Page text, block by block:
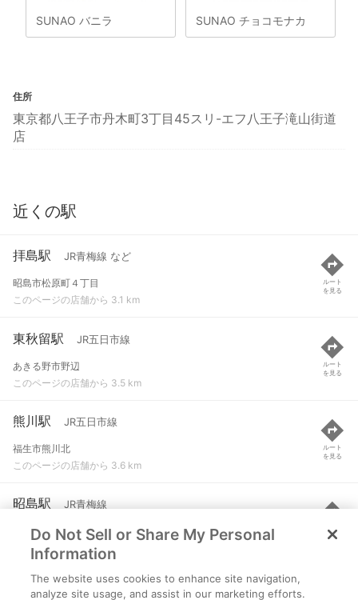
SUNAO バニラ SUNAO チョコモナカ
住所
東京都八王子市丹木町3丁目45スリ-エフ八王子滝山街道
店
近くの駅
拝島駅 JR青梅線 など
昭島市松原町４丁目
このページの店舗から 3.1 km
ルート
を見る
東秋留駅 JR五日市線
あきる野市野辺
このページの店舗から 3.5 km
ルート
を見る
熊川駅 JR五日市線
福生市熊川北
このページの店舗から 3.6 km
ルート
を見る
昭島駅 JR青梅線
昭島市昭和町２丁目
このページの店舗から 3.7 km
ルート
を見る
小宮駅 JR八高線(八王子～高麗川)
Do Not Sell or Share My Personal
Information
The website uses cookies to enhance site navigation,
analyze site usage, and assist in our marketing efforts.